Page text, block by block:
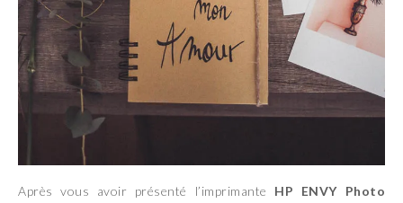
Après vous avoir présenté l’imprimante HP ENVY Photo